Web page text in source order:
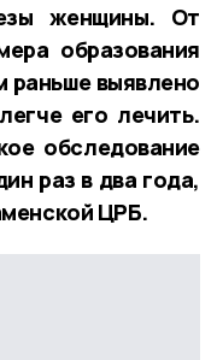
женщины. От
образования
раньше выявлено
его лечить.
обследование
раз в два года,
ЦРБ.